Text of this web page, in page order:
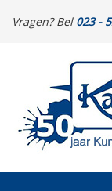
Vragen? Bel 023 -